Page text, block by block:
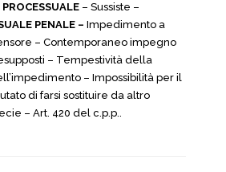
– Sussiste –
PENALE – Impedimento a
– Contemporaneo impegno
– Tempestività della
– Impossibilità per il
di farsi sostituire da altro
– Art. 420 del c.p.p..